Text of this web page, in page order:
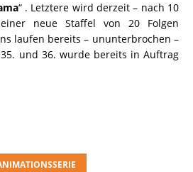
“ . Letztere wird derzeit – nach 10
neue Staffel von 20 Folgen
laufen bereits – ununterbrochen –
und 36. wurde bereits in Auftrag